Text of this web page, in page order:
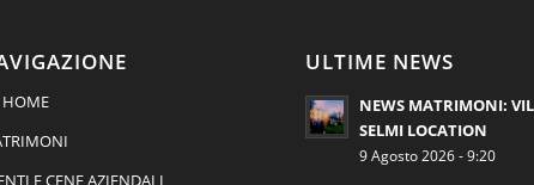
HOME
E CENE AZIENDALI
ULTIME NEWS
NEWS MATRIMONI:
SELMI LOCATION
9 Agosto 2026 - 9:20